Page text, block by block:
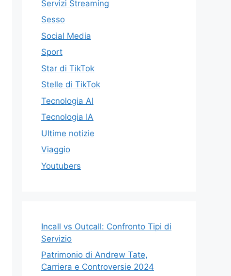
Servizi Streaming
Sesso
Social Media
Sport
Star di TikTok
Stelle di TikTok
Tecnologia AI
Tecnologia IA
Ultime notizie
Viaggio
Youtubers
Incall vs Outcall: Confronto Tipi di
Servizio
Patrimonio di Andrew Tate,
Carriera e Controversie 2024